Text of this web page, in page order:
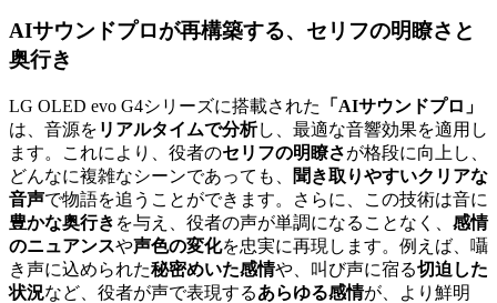
AIサウンドプロが再構築する、 セリフの明瞭さと
奥行き
LG OLED evo G4シリーズに搭載された
「AIサウンドプロ」
は、音源を リアルタイムで分析し、最適な音響効果を適用し
ます。これにより、役者のセリフの明瞭さが格段に向上し、
どんなに複雑なシーンであっても、
聞き取りやすいクリアな
音声で物語を追うことができます。さらに、この技術は音に
豊かな奥行き を与え、役者の声が単調になることなく、 感情
のニュアンスや声色の変化を忠実に再現します。例えば、囁
き声に込められた秘密めいた感情や、叫び声に宿る切迫した
状況など、役者が声で表現するあらゆる感情が、より鮮明